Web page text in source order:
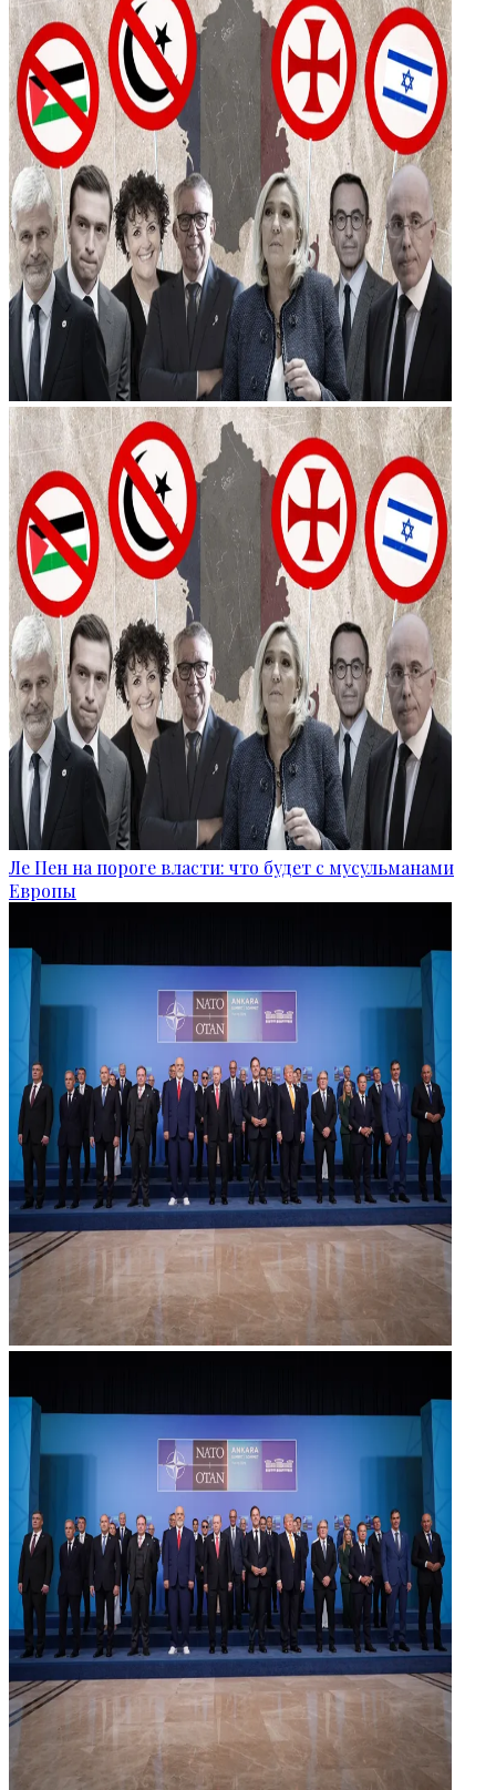
Ле Пен на пороге власти: что будет с мусульманами
Европы